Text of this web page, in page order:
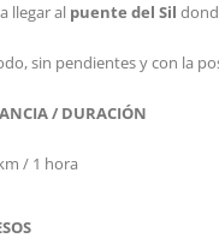
llegar al puente del Sil
sin pendientes y con la
/ DURACIÓN
/ 1 hora